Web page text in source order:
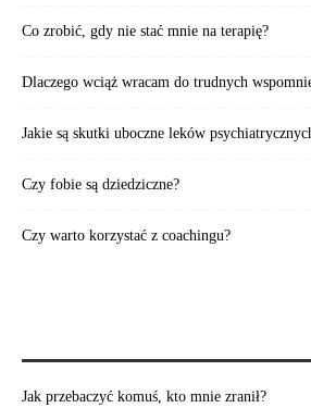
Co zrobić, gdy nie stać mnie na terapię?
Dlaczego wciąż wracam do trudnych
Jakie są skutki uboczne leków
Czy fobie są dziedziczne?
Czy warto korzystać z coachingu?
Jak przebaczyć komuś, kto mnie zranił?